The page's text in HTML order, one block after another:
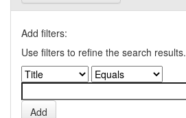
Add filters:
Use filters to refine the search results.